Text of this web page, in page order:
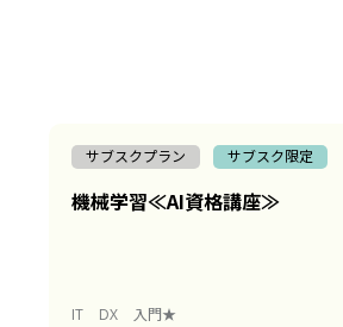
サブスクプラン サブスク限定
機械学習≪AI資格講座≫
IT DX 入門★